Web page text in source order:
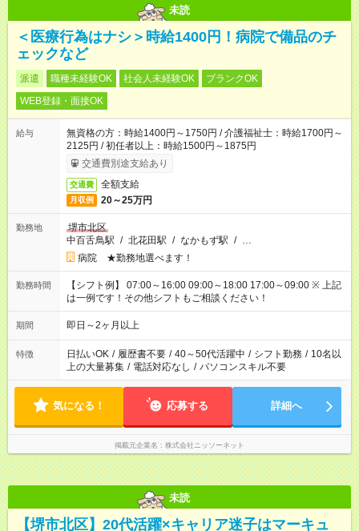
未読
＜医療行為はナシ＞時給1400円！病院で備品のチ
ェックなど
派遣 職種未経験OK 社会人未経験OK
ブランクOK
WEB登録・面接OK
給与
無資格の方：時給1400円～1750円 / 介護福祉士：時給1700円～
2125円 / 初任者以上：時給1500円～1875円
交通費別途支給あり
交通費 全額支給
月収例 20～25万円
勤務地
堺市北区
中百舌鳥駅 / 北花田駅 / なかもず駅 / …
病院 ★勤務地選べます！
勤務時間
【シフト例】 07:00～16:00 09:00～18:00 17:00～09:00 ※ 上記
は一例です！その他シフトもご相談ください！
期間 即日～2ヶ月以上
特徴 日払いOK / 履歴書不要 / 40～50代活躍中 / シフト勤務 / 10名以
上の大量募集 / 電話対応なし / パソコンスキル不要
気になる！ 応募する 詳細へ
掲載元企業名 株式会社ニッソーネット
未読
【堺市北区】20代活躍×キャリア迷子はマーキュ